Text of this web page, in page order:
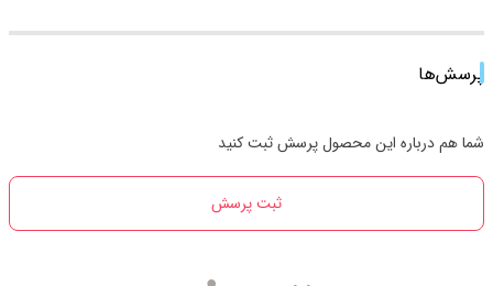
پرسش‌ها
شما هم درباره این محصول پرسش ثبت کنید
ثبت پرسش